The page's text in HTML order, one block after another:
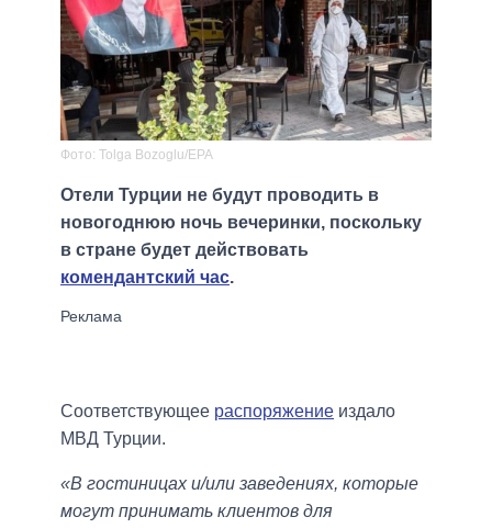
Фото: Tolga Bozoglu/EPA
Отели Турции не будут проводить в
новогоднюю ночь вечеринки, поскольку
в стране будет действовать
комендантский час.
Соответствующее распоряжение издало
МВД Турции.
«В гостиницах и/или заведениях, которые
могут принимать клиентов для